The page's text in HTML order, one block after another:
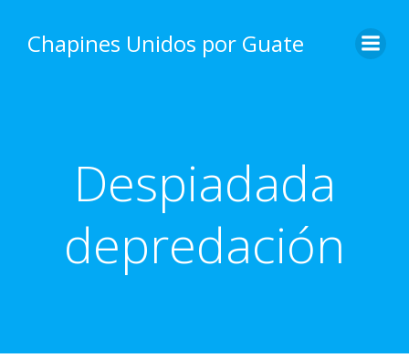
content
Chapines Unidos por Guate
Despiadada
depredación